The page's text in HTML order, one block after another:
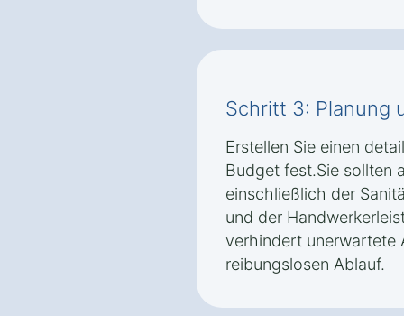
Schritt 3: Planung
Erstellen Sie einen
Budget fest.Sie sollten
einschließlich der
und der
verhindert unerwartete
reibungslosen Ablauf.